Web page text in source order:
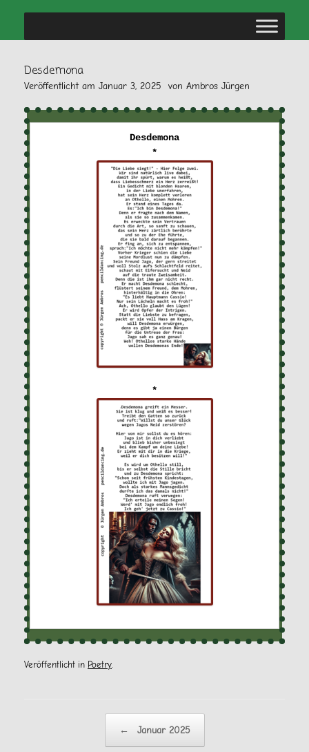
Desdemona
Veröffentlicht am Januar 3, 2025 von Ambros Jürgen
Desdemona
Veröffentlicht in Poetry
← Januar 2025